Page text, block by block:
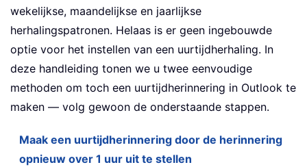
wekelijkse, maandelijkse en jaarlijkse
herhalingspatronen. Helaas is er geen ingebouwde
optie voor het instellen van een uurtijdherhaling. In
deze handleiding tonen we u twee eenvoudige
methoden om toch een uurtijdherinnering in Outlook te
maken — volg gewoon de onderstaande stappen.
Maak een uurtijdherinnering door de herinnering
opnieuw over 1 uur uit te stellen